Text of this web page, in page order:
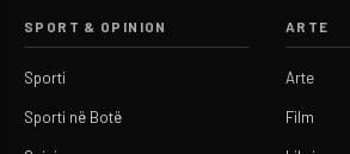
SPORT & OPINION
Sporti
Sporti në Botë
ARTE
Arte
Film